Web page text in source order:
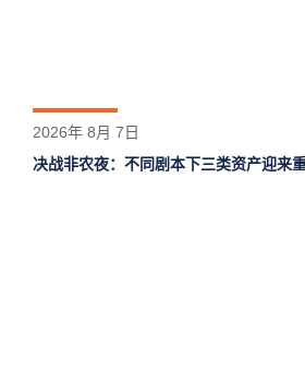
2026年 8月 7日
决战非农夜：不同剧本下三类资产迎来重